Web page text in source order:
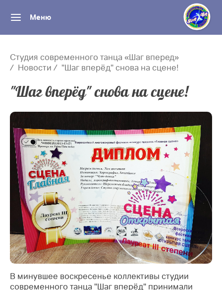
Меню
Студия современного танца «Шаг вперед»
Новости
"Шаг вперёд" снова на сцене!
"Шаг вперёд" снова на сцене!
В минувшее воскресенье коллективы студии
современного танца "Шаг вперёд" принимали